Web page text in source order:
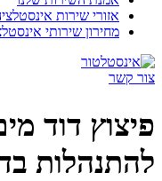
שירות אינסטלציה
שירותי אינסטלציה
דוד מים: